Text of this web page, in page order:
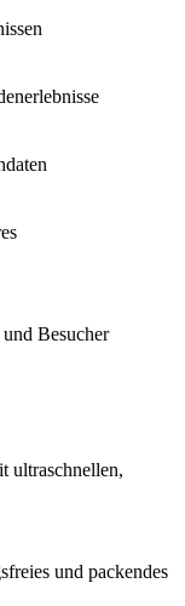
Besucher
ultraschnellen,
und packendes